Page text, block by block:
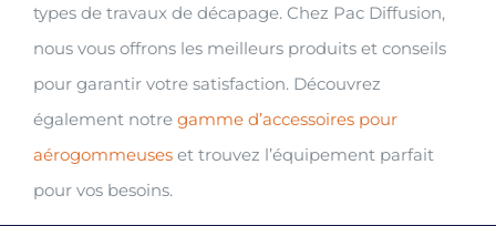
types de travaux de décapage. Chez Pac Diffusion,
nous vous offrons les meilleurs produits et conseils
pour garantir votre satisfaction. Découvrez
également notre gamme d’accessoires pour
aérogommeuses et trouvez l’équipement parfait
pour vos besoins.